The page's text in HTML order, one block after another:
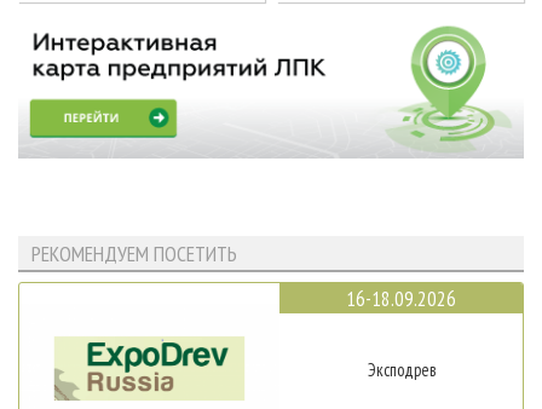
РЕКОМЕНДУЕМ ПОСЕТИТЬ
16-18.09.2026
Эксподрев